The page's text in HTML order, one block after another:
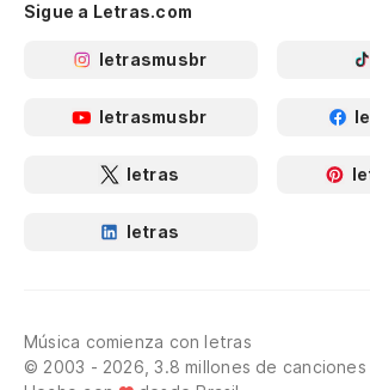
Sigue a Letras.com
letrasmusbr
letrasmusbr
letras
letras
Música comienza con letras
© 2003 - 2026, 3.8 millones de canciones